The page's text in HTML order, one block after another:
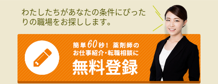
■薬剤師が中心の会社だからこそ活躍できるキャリアパスが多
種多様に用意されています。
■店舗拡大に伴い、エリアマネジャーや営業部長等のマネジメン
■在宅や教育等の専門性を活かせるスペシャリストを目指すこ
とも可能です。
■その他にも、管理部門や商品部門等の本社スタッフなど活動領
域は多種多様です。
■在宅実施店舗は年々増加しており、在宅医療へもしっかりと関
わたしたちがあなたの条件にぴった
りの職場をお探しします。